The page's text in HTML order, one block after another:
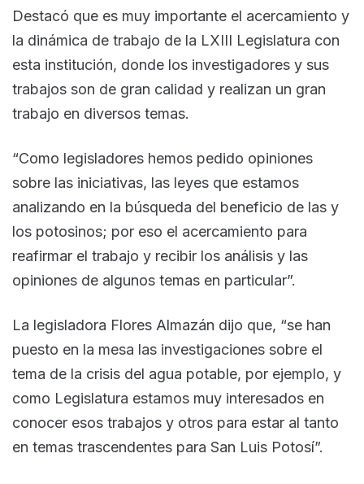
Destacó que es muy importante el acercamiento y
la dinámica de trabajo de la LXIII Legislatura con
esta institución, donde los investigadores y sus
trabajos son de gran calidad y realizan un gran
trabajo en diversos temas.
“Como legisladores hemos pedido opiniones
sobre las iniciativas, las leyes que estamos
analizando en la búsqueda del beneficio de las y
los potosinos; por eso el acercamiento para
reafirmar el trabajo y recibir los análisis y las
opiniones de algunos temas en particular”.
La legisladora Flores Almazán dijo que, “se han
puesto en la mesa las investigaciones sobre el
tema de la crisis del agua potable, por ejemplo, y
como Legislatura estamos muy interesados en
conocer esos trabajos y otros para estar al tanto
en temas trascendentes para San Luis Potosí”.